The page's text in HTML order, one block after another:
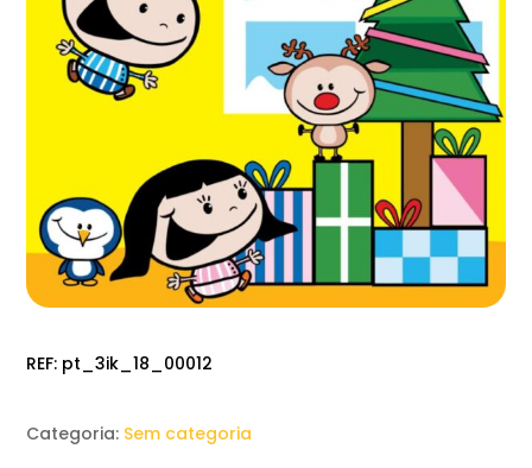
REF: pt_3ik_18_00012
Categoria: Sem categoria